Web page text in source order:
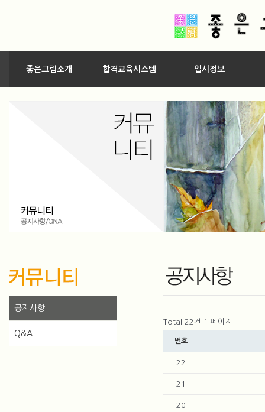
좋은그림소개 합격교육시스템 입시정보
공지사항
Q&A
Total 22건 1 페이지
번호
22
21
20